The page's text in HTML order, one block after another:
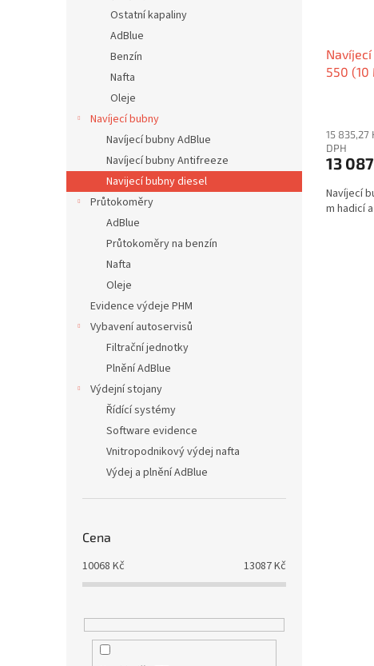
Ostatní kapaliny
AdBlue
Benzín
Nafta
Oleje
Navíjecí bubny
Navíjecí bubny AdBlue
Navíjecí bubny Antifreeze
Navijecí bubny diesel
Průtokoměry
AdBlue
Průtokoměry na benzín
Nafta
Oleje
Evidence výdeje PHM
Vybavení autoservisů
Filtrační jednotky
Plnění AdBlue
Výdejní stojany
Řídící systémy
Software evidence
Vnitropodnikový výdej nafta
Výdej a plnění AdBlue
Cena
10068 Kč 13087Kč
550 (10
15 835,27
DPH
13
Navíjecí
m hadicí